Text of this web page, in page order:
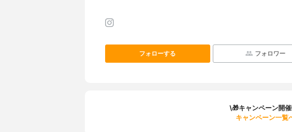
フォローする フォロワー
\🎁キャンペーン開
キャンペーン一覧